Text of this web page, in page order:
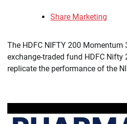
Share Marketing
The HDFC NIFTY 200 Momentum
exchange-traded fund HDFC Nifty
replicate the performance of the